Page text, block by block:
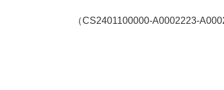
（CS2401100000-A0002223-